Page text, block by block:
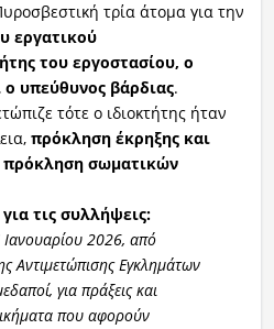
τρία άτομα για την
εργατικού
του εργοστασίου, ο
ο υπεύθυνος βάρδιας.
τότε ο ιδιοκτήτης ήταν
πρόκληση έκρηξης και
σωματικών
τις συλλήψεις:
2026, από
Αντιμετώπισης Εγκλημάτων
για πράξεις και
που αφορούν